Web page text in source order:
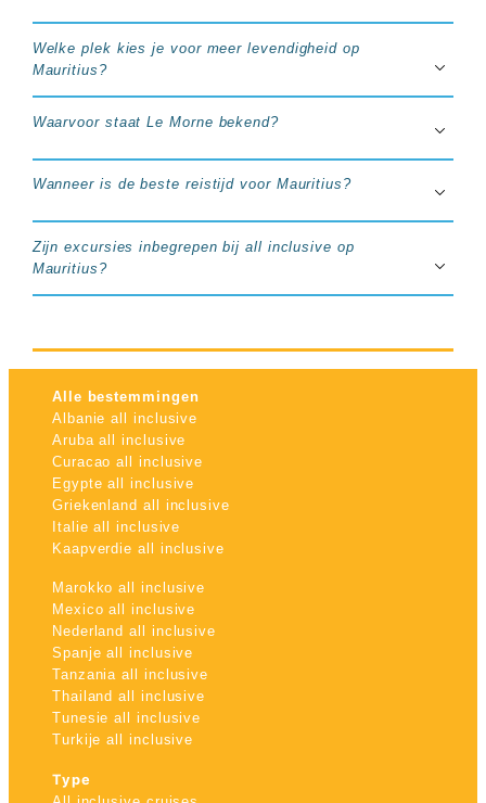
Welke plek kies je voor meer levendigheid op
Mauritius?
Waarvoor staat Le Morne bekend?
Wanneer is de beste reistijd voor Mauritius?
Zijn excursies inbegrepen bij all inclusive op
Mauritius?
Alle bestemmingen
Albanie all inclusive
Aruba all inclusive
Curacao all inclusive
Egypte all inclusive
Griekenland all inclusive
Italie all inclusive
Kaapverdie all inclusive
Marokko all inclusive
Mexico all inclusive
Nederland all inclusive
Spanje all inclusive
Tanzania all inclusive
Thailand all inclusive
Tunesie all inclusive
Turkije all inclusive
Type